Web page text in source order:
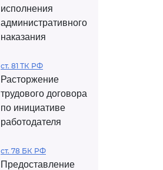
исполнения
административного
наказания
ст. 81 ТК РФ
Расторжение
трудового договора
по инициативе
работодателя
ст. 78 БК РФ
Предоставление